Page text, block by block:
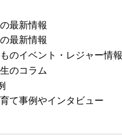
最新情報
最新情報
のイベント・レジャー情報
のコラム
て事例やインタビュー